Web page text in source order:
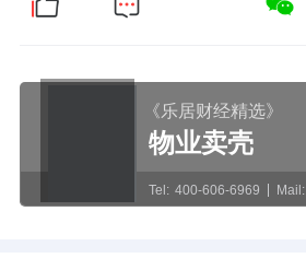
《乐居财经精选》
物业卖壳
Tel: 400-606-6969 Mail: